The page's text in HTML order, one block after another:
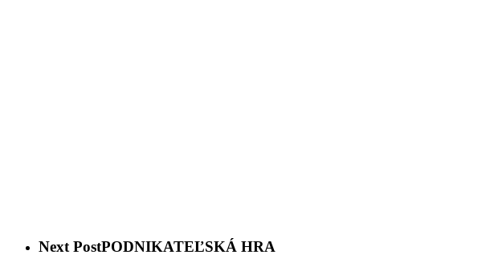
Next PostPODNIKATEĽSKÁ HRA